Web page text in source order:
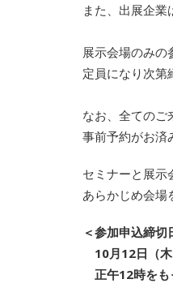
また、出展企業
展示会場のみの
定員になり次第
なお、全てのご
事前予約がお済
セミナーと展示
あらかじめ会場
＜参加申込締切
10月12日（木
正午12時をも